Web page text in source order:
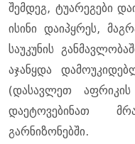
შემდეგ, ტუარეგები
ისინი დაიპყრეს,
საუკუნის
აჯანყდა
(დასავლეთ
დაეტოვებინათ
გარნიზონებში.